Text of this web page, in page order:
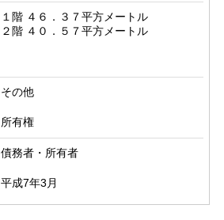
１階 ４６．３７平方メートル
２階 ４０．５７平方メートル
その他
所有権
債務者・所有者
平成7年3月